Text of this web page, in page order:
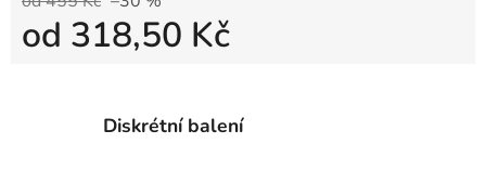
od 318,50 Kč
Diskrétní balení